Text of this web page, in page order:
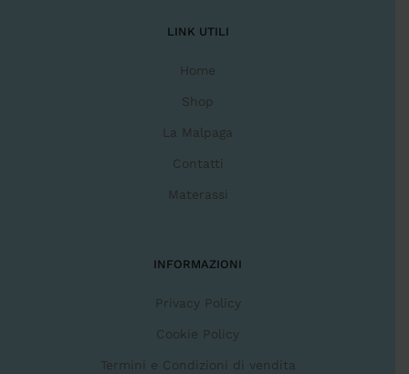
LINK UTILI
Home
Shop
La Malpaga
Contatti
Materassi
INFORMAZIONI
Privacy Policy
Cookie Policy
Termini e Condizioni di vendita